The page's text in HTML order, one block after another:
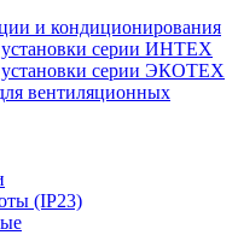
и кондиционирования
серии ИНТЕХ
серии ЭКОТЕХ
вентиляционных
(IP23)